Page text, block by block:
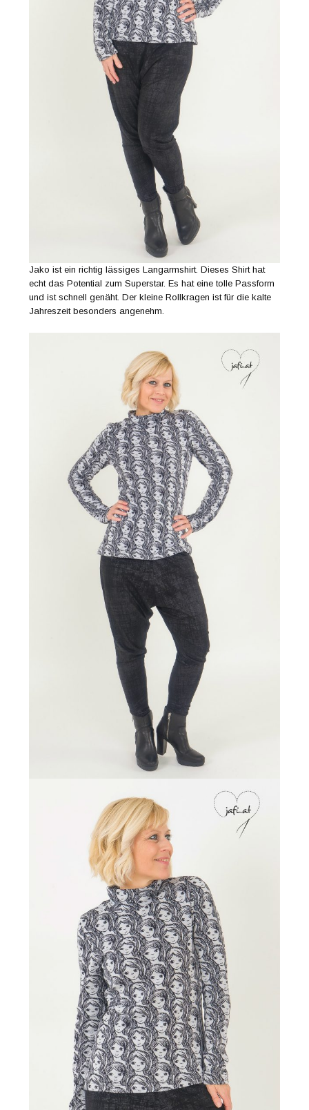
Jako ist ein richtig lässiges Langarmshirt. Dieses Shirt hat
echt das Potential zum Superstar. Es hat eine tolle Passform
und ist schnell genäht. Der kleine Rollkragen ist für die kalte
Jahreszeit besonders angenehm.